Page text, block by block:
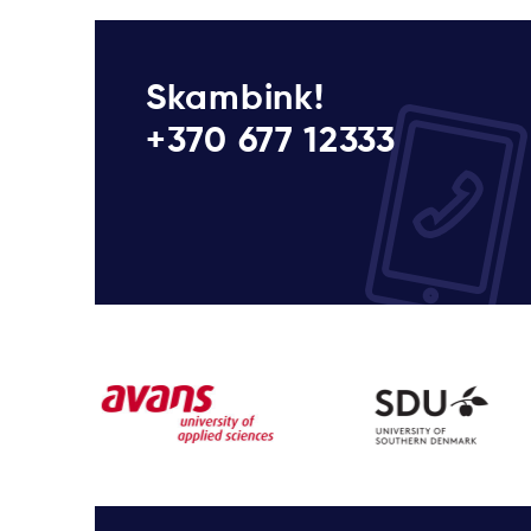
Skambink!
+370 677 12333